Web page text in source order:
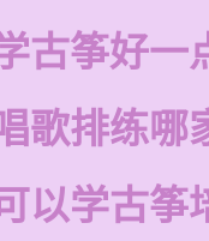
古筝好一
歌排练哪
以学古筝